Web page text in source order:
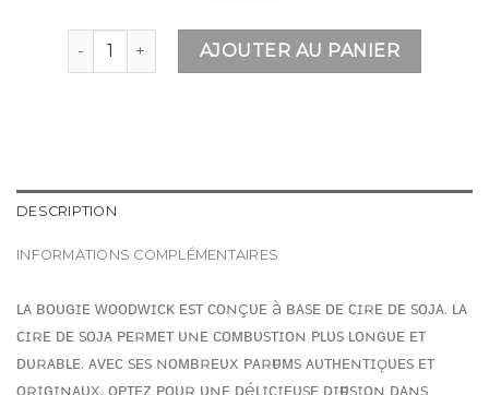
quantité de WOODWICK COUCHER DE SOLEIL -
AJOUTER AU PANIER
DESCRIPTION
INFORMATIONS COMPLÉMENTAIRES
ʟᴀ ʙᴏᴜɢɪᴇ ᴡᴏᴏᴅᴡɪᴄᴋ ᴇsᴛ ᴄᴏɴçᴜᴇ à ʙᴀsᴇ ᴅᴇ ᴄɪʀᴇ ᴅᴇ sᴏᴊᴀ. ʟᴀ
ᴄɪʀᴇ ᴅᴇ sᴏᴊᴀ ᴘᴇʀᴍᴇᴛ ᴜɴᴇ ᴄᴏᴍʙᴜsᴛɪᴏɴ ᴘʟᴜs ʟᴏɴɢᴜᴇ ᴇᴛ
ᴅᴜʀᴀʙʟᴇ. ᴀᴠᴇᴄ sᴇs ɴᴏᴍʙʀᴇᴜx ᴘᴀʀғᴜᴍs ᴀᴜᴛʜᴇɴᴛɪǫᴜᴇs ᴇᴛ
ᴏʀɪɢɪɴᴀᴜx, ᴏᴘᴛᴇᴢ ᴘᴏᴜʀ ᴜɴᴇ ᴅéʟɪᴄɪᴇᴜsᴇ ᴅɪғғᴜsɪᴏɴ ᴅᴀɴs